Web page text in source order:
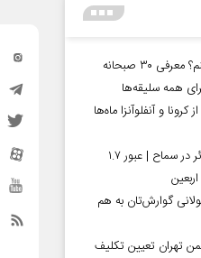
صبحانه چی درست کنم؟ معرفی ۳۰ صبحانه
همه سلیقه‌ها
و آنفلوآنزا ماه‌ها
ثبت‌نام ۲.۵ میلیون زائر در سماح | عبور ۱.۷
گوارش‌تان به هم
تهران تعیین تکلیف